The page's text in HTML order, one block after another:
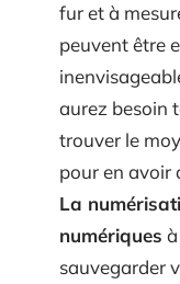
fur et à
peuvent être
aurez besoin
trouver le
pour en avoir
La
numériques
sauvegarder